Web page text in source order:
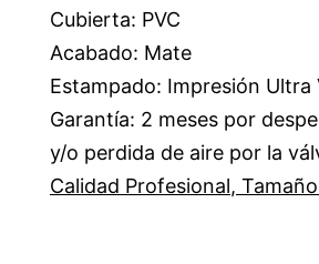
Cubierta: PVC
Acabado: Mate
Estampado: Impresión Ultra
Garantía: 2 meses por
y/o perdida de aire por la
Calidad Profesional,